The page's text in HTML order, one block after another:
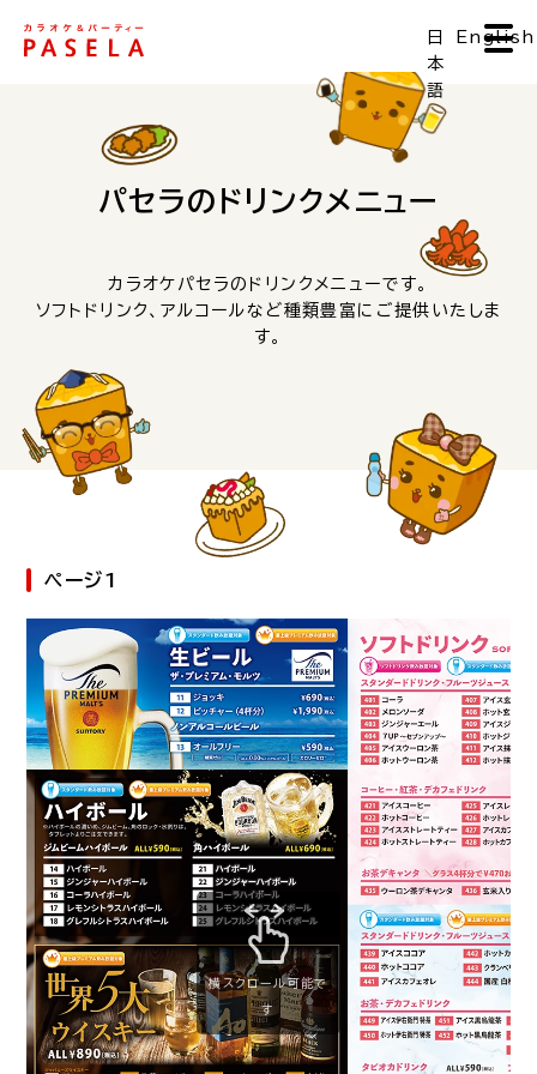
日
本
語
English
パセラのドリンクメニュー
カラオケパセラのドリンクメニューです。
ソフトドリンク、アルコールなど種類豊富にご提供いたしま
す。
ページ1
横スクロール可能で
す